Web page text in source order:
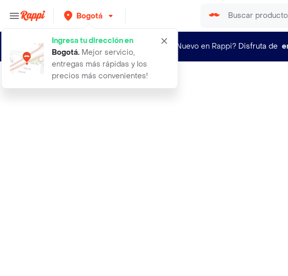
Bogotá
Ingresa tu dirección en
Bogotá. Mejor servicio,
entregas más rápidas y los
precios más convenientes!
¿Nuevo en Rappi? Disfruta de
aburra durazno en almibar